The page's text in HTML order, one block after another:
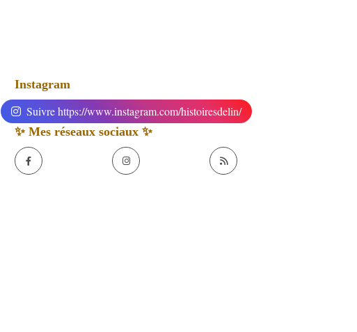
Instagram
Suivre https://www.instagram.com/histoiresdelin/
✨ Mes réseaux sociaux ✨